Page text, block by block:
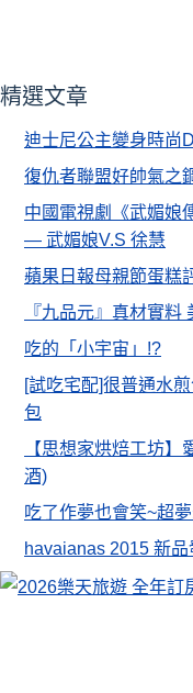
精選文章
迪士尼公主變身時尚
復仇者聯盟好帥氣之
中國電視劇《武媚娘
— 武媚娘V.S 徐慧
蘋果日報母親節蛋糕
『九品元』真材實料
吃的「小宇宙」!?
[試吃宅配]很普通水
包
【思想家烘焙工坊
酒)
吃了作夢也會笑~超
havaianas 2015 新